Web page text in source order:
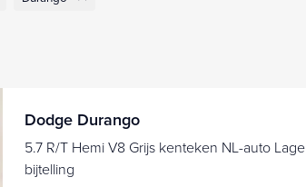
Dodge Durango
5.7 R/T Hemi V8 Grijs kenteken NL-auto Lage
bijtelling